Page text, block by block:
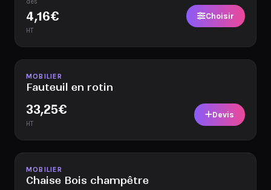
dès
4,16€
HT
Choisir
Disponible
MOBILIER
Fauteuil en rotin
33,25€
HT
Devis
Disponible
MOBILIER
Chaise Bois champêtre